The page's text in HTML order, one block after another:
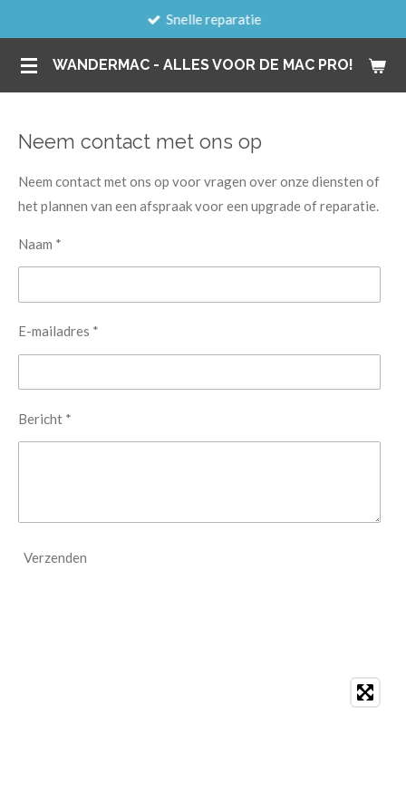
naar
de
WANDERMAC - ALLES VOOR DE MAC PRO!
Snelle reparatie
Neem contact met ons op
Neem contact met ons op voor vragen over onze diensten of
het plannen van een afspraak voor een upgrade of reparatie.
Naam *
E-mailadres *
Bericht *
Verzenden